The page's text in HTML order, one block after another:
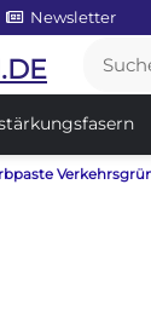
Newsletter